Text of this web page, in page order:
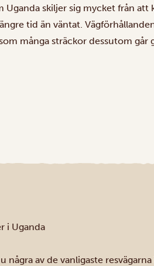
Uganda skiljer sig mycket från
tid än väntat.
många sträckor dessutom går
i Uganda
några av de vanligaste